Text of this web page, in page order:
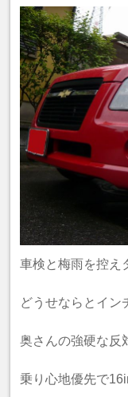
車検と梅雨を控え
どうせならとイン
奥さんの強硬な反
乗り心地優先で